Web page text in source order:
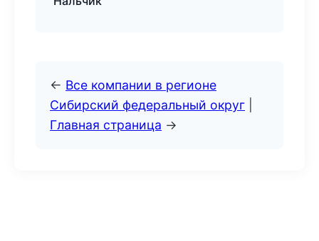
← Все компании в регионе
Сибирский федеральный округ
Главная страница →